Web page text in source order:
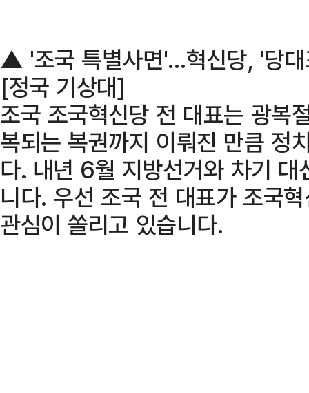
▲ '조국 특별사면'…혁신당, '당대
[정국 기상대]
조국 조국혁신당 전 대표는 광복
복되는 복권까지 이뤄진 만큼 정
다. 내년 6월 지방선거와 차기
니다. 우선 조국 전 대표가 조국
관심이 쏠리고 있습니다.